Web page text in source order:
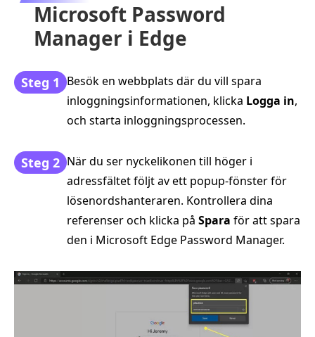
Microsoft Password
Manager i Edge
Steg 1 Besök en webbplats där du vill spara
inloggningsinformationen, klicka Logga in,
och starta inloggningsprocessen.
Steg 2 När du ser nyckelikonen till höger i
adressfältet följt av ett popup-fönster för
lösenordshanteraren. Kontrollera dina
referenser och klicka på Spara för att spara
den i Microsoft Edge Password Manager.